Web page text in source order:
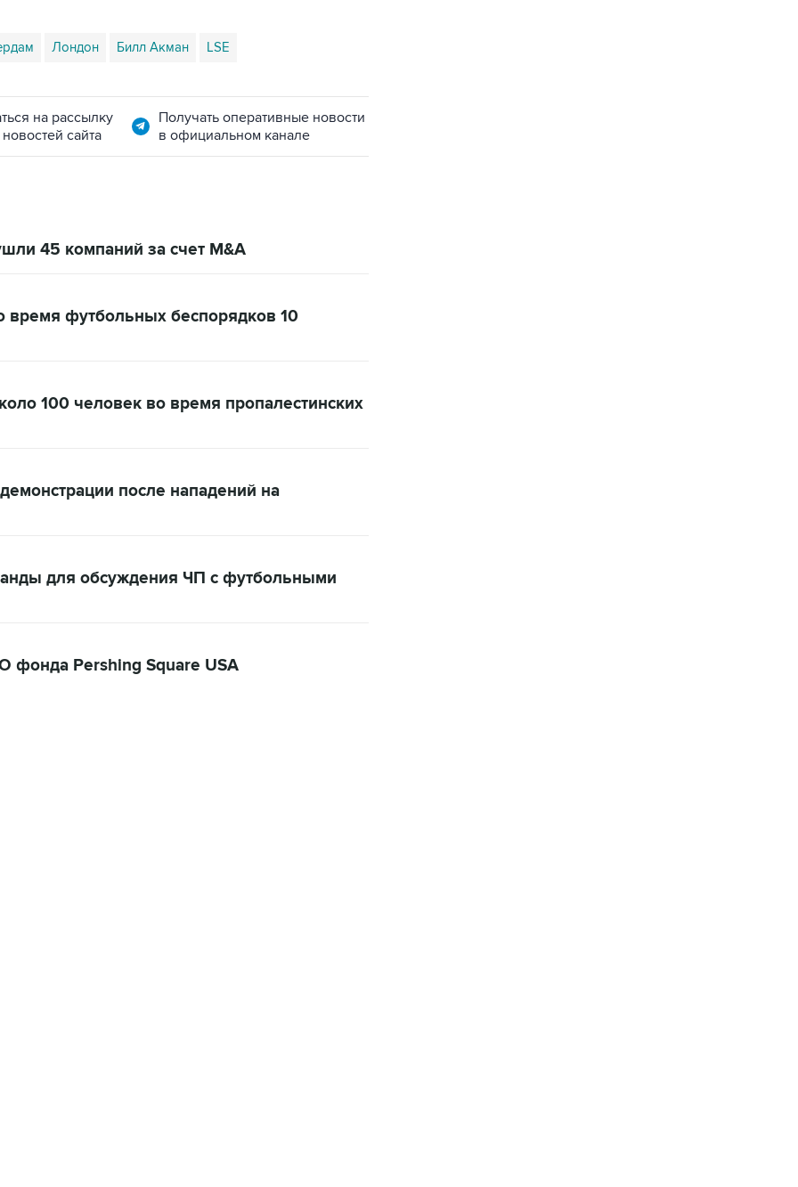
Лондон Билл Акман LSE
на рассылку
сайта
Получать оперативные новости
в официальном канале
45 компаний за счет M&A
футбольных беспорядков 10
100 человек во время пропалестинских
после нападений на
для обсуждения ЧП с футбольными
фонда Pershing Square USA